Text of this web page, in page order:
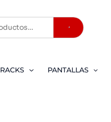
Buscar
RACKS PANTALLAS